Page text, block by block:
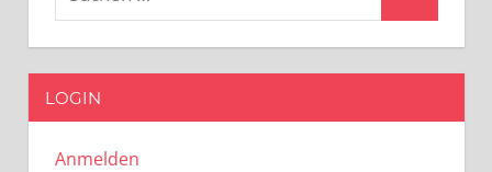
LOGIN
Anmelden